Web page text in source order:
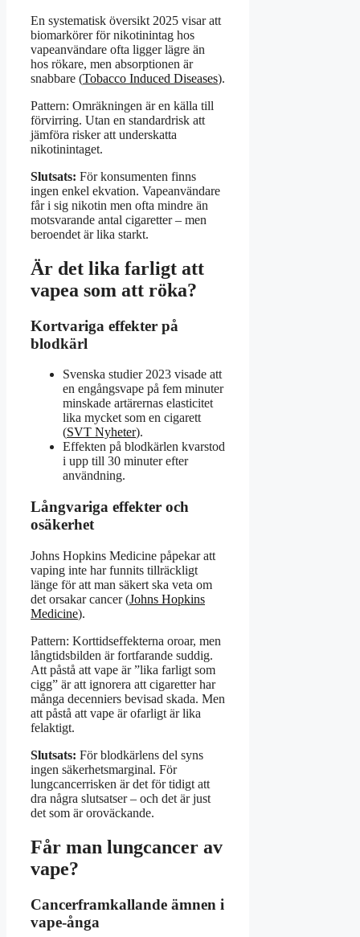
En systematisk översikt 2025 visar att
biomarkörer för nikotinintag hos
vapeanvändare ofta ligger lägre än
hos rökare, men absorptionen är
snabbare (Tobacco Induced Diseases).
Pattern: Omräkningen är en källa till
förvirring. Utan en standardrisk att
jämföra risker att underskatta
nikotinintaget.
Slutsats: För konsumenten finns
ingen enkel ekvation. Vapeanvändare
får i sig nikotin men ofta mindre än
motsvarande antal cigaretter – men
beroendet är lika starkt.
Är det lika farligt att
vapea som att röka?
Kortvariga effekter på
blodkärl
Svenska studier 2023 visade att
en engångsvape på fem minuter
minskade artärernas elasticitet
lika mycket som en cigarett
(SVT Nyheter).
Effekten på blodkärlen kvarstod
i upp till 30 minuter efter
användning.
Långvariga effekter och
osäkerhet
Johns Hopkins Medicine påpekar att
vaping inte har funnits tillräckligt
länge för att man säkert ska veta om
det orsakar cancer (Johns Hopkins
Medicine).
Pattern: Korttidseffekterna oroar, men
långtidsbilden är fortfarande suddig.
Att påstå att vape är ”lika farligt som
cigg” är att ignorera att cigaretter har
många decenniers bevisad skada. Men
att påstå att vape är ofarligt är lika
felaktigt.
Slutsats: För blodkärlens del syns
ingen säkerhetsmarginal. För
lungcancerrisken är det för tidigt att
dra några slutsatser – och det är just
det som är oroväckande.
Får man lungcancer av
vape?
Cancerframkallande ämnen i
vape-ånga